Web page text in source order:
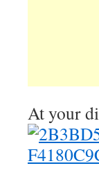
At your